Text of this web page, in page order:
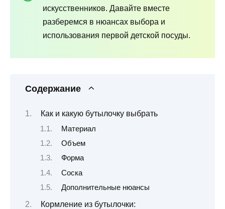
искусственников. Давайте вместе
разберемся в нюансах выбора и
использования первой детской посуды.
Содержание
Как и какую бутылочку выбрать
Материал
Объем
Форма
Соска
Дополнительные нюансы
Кормление из бутылочки: